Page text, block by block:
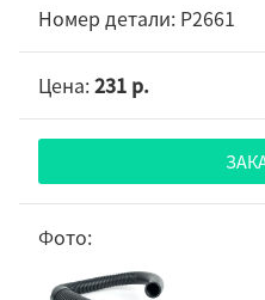
P2661
231 р.